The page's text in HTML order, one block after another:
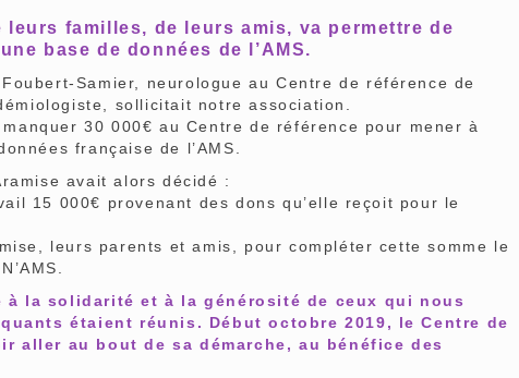
leurs familles, de leurs amis, va permettre de
base de données de l’AMS.
Samier, neurologue au Centre de référence de
sollicitait notre association.
30 000€ au Centre de référence pour mener à
française de l’AMS.
avait alors décidé :
15 000€ provenant des dons qu’elle reçoit pour le
leurs parents et amis, pour compléter cette somme le
à la solidarité et à la générosité de ceux qui nous
étaient réunis. Début octobre 2019, le Centre de
aller au bout de sa démarche, au bénéfice des